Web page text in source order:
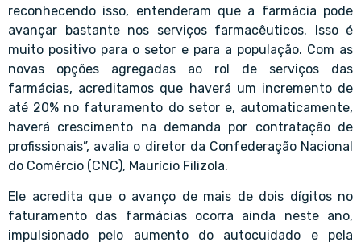
reconhecendo isso, entenderam que a farmácia pode
avançar bastante nos serviços farmacêuticos. Isso é
muito positivo para o setor e para a população. Com as
novas opções agregadas ao rol de serviços das
farmácias, acreditamos que haverá um incremento de
até 20% no faturamento do setor e, automaticamente,
haverá crescimento na demanda por contratação de
profissionais”, avalia o diretor da Confederação Nacional
do Comércio (CNC), Maurício Filizola.
Ele acredita que o avanço de mais de dois dígitos no
faturamento das farmácias ocorra ainda neste ano,
impulsionado pelo aumento do autocuidado e pela